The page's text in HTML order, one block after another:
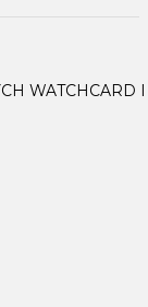
WATCHCARD I